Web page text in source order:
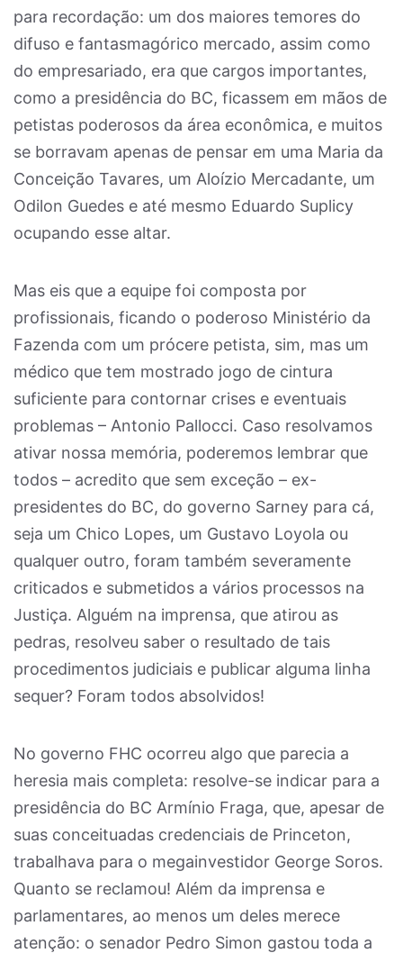
para recordação: um dos maiores temores do
difuso e fantasmagórico mercado, assim como
do empresariado, era que cargos importantes,
como a presidência do BC, ficassem em mãos de
petistas poderosos da área econômica, e muitos
se borravam apenas de pensar em uma Maria da
Conceição Tavares, um Aloízio Mercadante, um
Odilon Guedes e até mesmo Eduardo Suplicy
ocupando esse altar.
Mas eis que a equipe foi composta por
profissionais, ficando o poderoso Ministério da
Fazenda com um prócere petista, sim, mas um
médico que tem mostrado jogo de cintura
suficiente para contornar crises e eventuais
problemas – Antonio Pallocci. Caso resolvamos
ativar nossa memória, poderemos lembrar que
todos – acredito que sem exceção – ex-
presidentes do BC, do governo Sarney para cá,
seja um Chico Lopes, um Gustavo Loyola ou
qualquer outro, foram também severamente
criticados e submetidos a vários processos na
Justiça. Alguém na imprensa, que atirou as
pedras, resolveu saber o resultado de tais
procedimentos judiciais e publicar alguma linha
sequer? Foram todos absolvidos!
No governo FHC ocorreu algo que parecia a
heresia mais completa: resolve-se indicar para a
presidência do BC Armínio Fraga, que, apesar de
suas conceituadas credenciais de Princeton,
trabalhava para o megainvestidor George Soros.
Quanto se reclamou! Além da imprensa e
parlamentares, ao menos um deles merece
atenção: o senador Pedro Simon gastou toda a